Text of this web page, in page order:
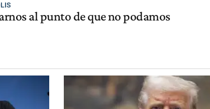
al punto de que no podamos